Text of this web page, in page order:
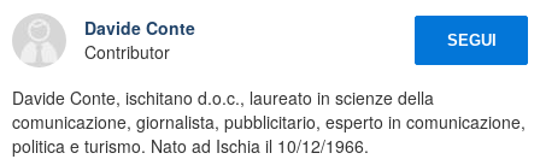
Davide Conte
Contributor
SEGUI
Davide Conte, ischitano d.o.c., laureato in scienze della
comunicazione, giornalista, pubblicitario, esperto in comunicazione,
politica e turismo. Nato ad Ischia il 10/12/1966.